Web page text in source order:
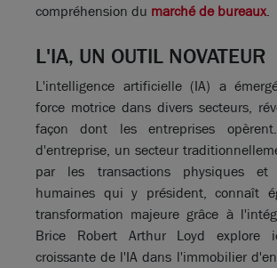
compréhension du marché de bureaux.
L'IA, UN OUTIL NOVATEUR
L'intelligence artificielle (IA) a
force motrice dans divers secteurs,
façon dont les entreprises
d'entreprise, un secteur
par les transactions physiques et
humaines qui y président, connaît
transformation majeure grâce à
Brice Robert Arthur Loyd explore
croissante de l'IA dans l'immobilier